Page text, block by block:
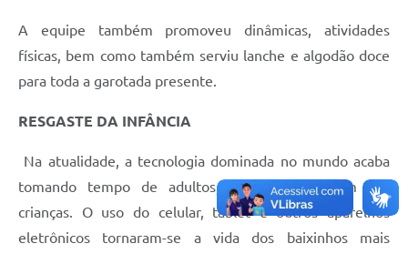
A equipe também promoveu dinâmicas, atividades
físicas, bem como também serviu lanche e algodão doce
para toda a garotada presente.
RESGASTE DA INFÂNCIA
Na atualidade, a tecnologia dominada no mundo acaba
tomando tempo de adultos, jovens e também das
crianças. O uso do celular, tablet e outros aparelhos
eletrônicos tornaram-se a vida dos baixinhos mais